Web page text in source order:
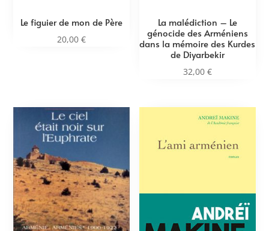
Le figuier de mon de Père
20,00€
La malédiction – Le
génocide des Arméniens
dans la mémoire des Kurdes
de Diyarbekir
32,00 €